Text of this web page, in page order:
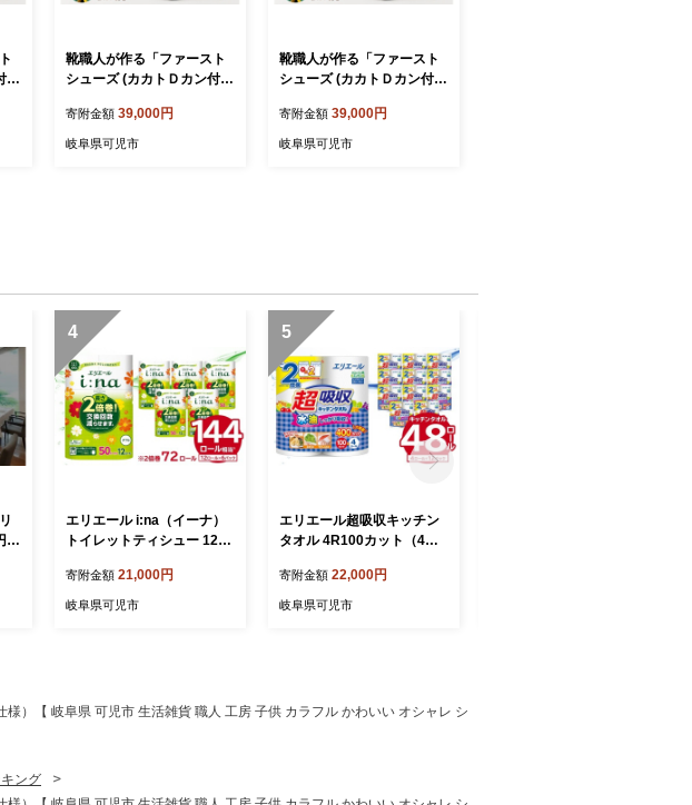
靴職人が作る「ファースト
シューズ (カカトＤカン付
赤 底材：ゴム底仕様）【
岐阜県 可児市 生活雑貨 職
寄附金額 39,000円
岐阜県可児市
靴職人が作る「ファースト
シューズ (カカトＤカン付
白 底材：ゴム底仕様）【
岐阜県 可児市 生活雑貨 職
寄附金額 39,000円
岐阜県可児市
4
エリエール i:na（イーナ）
トイレットティシュー 12R
ル×6パック） 【 トイレット
ペーパー 2倍 巻 エコ フロー
寄附金額 21,000円
岐阜県可児市
5
エリエール超吸収キッチン
タオル 4R100カット（4ロ
ンペーパー ペーパータオル
超吸収 2倍巻き 消耗品 日用
寄附金額 22,000円
岐阜県可児市
）【 岐阜県 可児市 生活雑貨 職人 工房 子供 カラフル かわいい オシャレ シ
ング